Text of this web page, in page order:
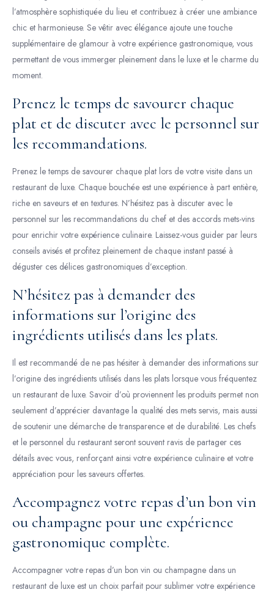
l’atmosphère sophistiquée du lieu et contribuez à créer une ambiance
chic et harmonieuse. Se vêtir avec élégance ajoute une touche
supplémentaire de glamour à votre expérience gastronomique, vous
permettant de vous immerger pleinement dans le luxe et le charme du
moment.
Prenez le temps de savourer chaque
plat et de discuter avec le personnel sur
les recommandations.
Prenez le temps de savourer chaque plat lors de votre visite dans un
restaurant de luxe. Chaque bouchée est une expérience à part entière,
riche en saveurs et en textures. N’hésitez pas à discuter avec le
personnel sur les recommandations du chef et des accords mets-vins
pour enrichir votre expérience culinaire. Laissez-vous guider par leurs
conseils avisés et profitez pleinement de chaque instant passé à
déguster ces délices gastronomiques d’exception.
N’hésitez pas à demander des
informations sur l’origine des
ingrédients utilisés dans les plats.
Il est recommandé de ne pas hésiter à demander des informations sur
l’origine des ingrédients utilisés dans les plats lorsque vous fréquentez
un restaurant de luxe. Savoir d’où proviennent les produits permet non
seulement d’apprécier davantage la qualité des mets servis, mais aussi
de soutenir une démarche de transparence et de durabilité. Les chefs
et le personnel du restaurant seront souvent ravis de partager ces
détails avec vous, renforçant ainsi votre expérience culinaire et votre
appréciation pour les saveurs offertes.
Accompagnez votre repas d’un bon vin
ou champagne pour une expérience
gastronomique complète.
Accompagner votre repas d’un bon vin ou champagne dans un
restaurant de luxe est un choix parfait pour sublimer votre expérience